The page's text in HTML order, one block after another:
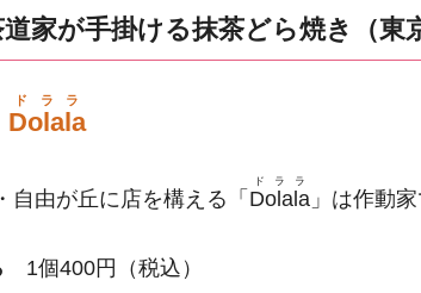
家が手掛ける抹茶どら焼き（東
Dolala
ドララ
自由が丘に店を構える「 Dolala
ドララ
」は作動
1個400円（税込）